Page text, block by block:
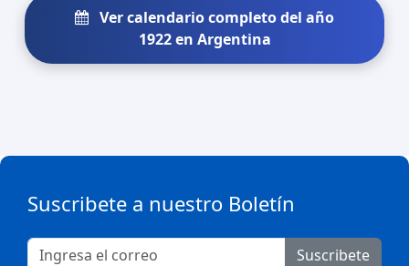
Ver calendario completo del año
1922 en Argentina
Suscribete a nuestro Boletín
Suscribete